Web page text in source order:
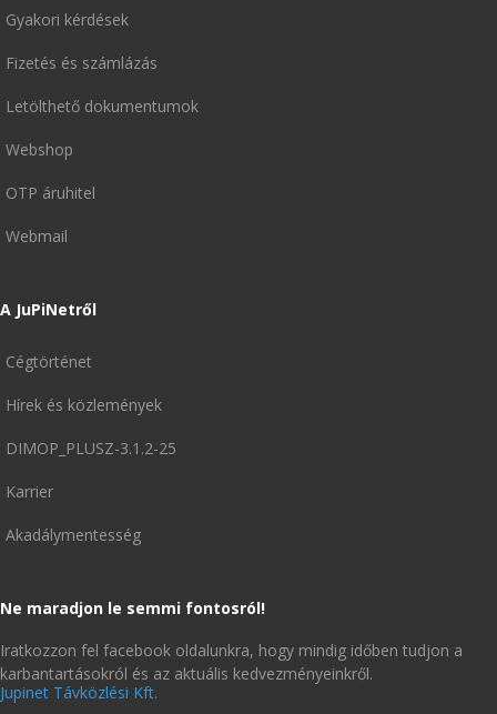
Gyakori kérdések
Fizetés és számlázás
Letölthető dokumentumok
Webshop
OTP áruhitel
Webmail
A JuPiNetről
Cégtörténet
Hírek és közlemények
DIMOP_PLUSZ-3.1.2-25
Karrier
Akadálymentesség
Ne maradjon le semmi fontosról!
Iratkozzon fel facebook oldalunkra, hogy mindig időben tudjon a
karbantartásokról és az aktuális kedvezményeinkről.
Jupinet Távközlési Kft.